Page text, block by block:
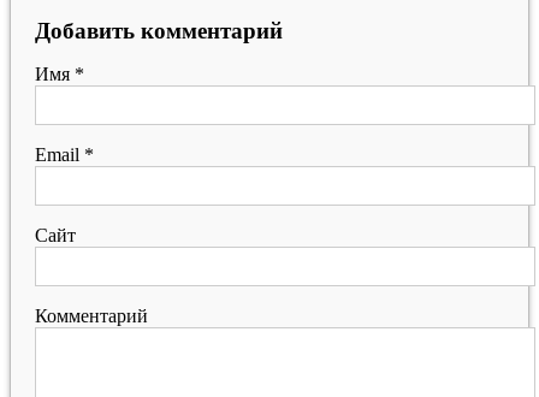
Добавить комментарий
Имя *
Email *
Сайт
Комментарий